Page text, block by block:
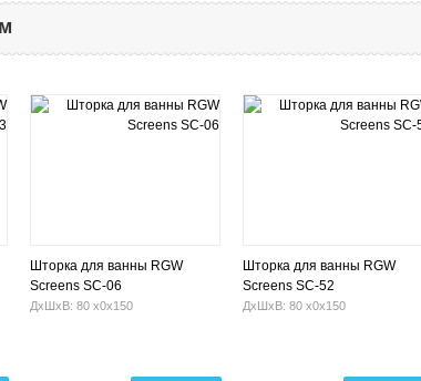
Шторка для ванны RGW
Screens SC-06
ДхШхВ: 80 х0х150
Шторка для ванны RGW
Screens SC-52
ДхШхВ: 80 х0х150